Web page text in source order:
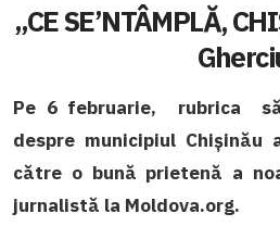
„CE SE’NTÂMPLĂ,
Pe 6 februarie, rubrica
despre municipiul
către o bună prietenă a
jurnalistă la Moldova.org.